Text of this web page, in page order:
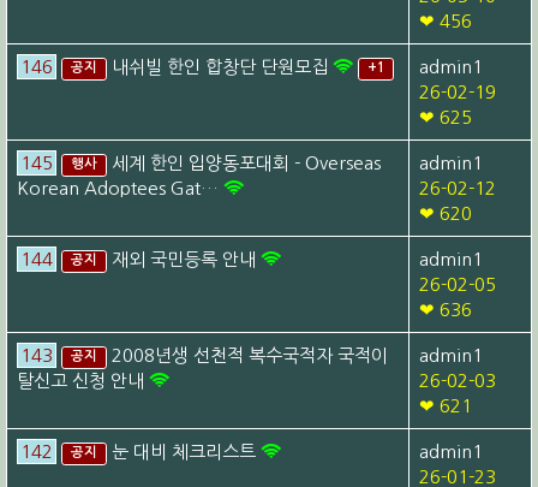
❤ 456
146 공지 내쉬빌 한인 합창단 단원모집 +1
admin1
26-02-19
❤ 625
145 행사
세계 한인 입양동포대회 - Overseas
Korean Adoptees Gat…
admin1
26-02-12
❤ 620
144 공지 재외 국민등록 안내
admin1
26-02-05
❤ 636
143 공지
2008년생 선천적 복수국적자 국적이
탈신고 신청 안내
admin1
26-02-03
❤ 621
142 공지 눈 대비 체크리스트
admin1
26-01-23